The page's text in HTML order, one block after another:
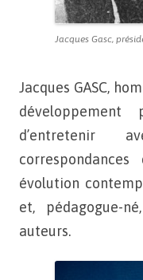
Jacques Gasc,
Jacques GASC,
développement
d’entretenir
évolution
et, pédagogue-
auteurs.